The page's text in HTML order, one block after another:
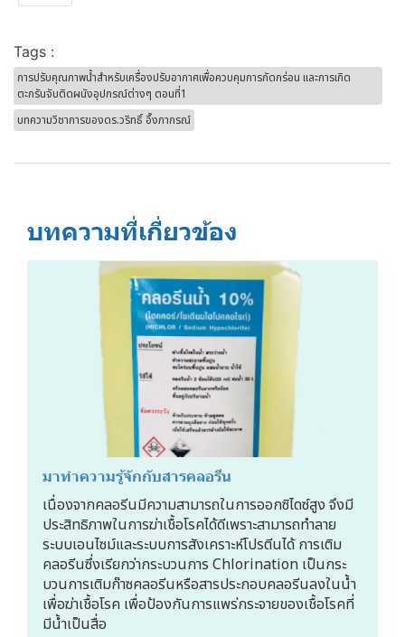
Tags :
การปรับคุณภาพน้ำสำหรับเครื่องปรับอากาศเพื่อควบคุมการกัดกร่อน และการเกิด
ตะกรันจับติดผนังอุปกรณ์ต่างๆ ตอนที่1
บทความวิชาการของดร.วริทธิ์ อึ๊งภากรณ์
บทความที่เกี่ยวข้อง
มาทำความรู้จักกับสารคลอรีน
เนื่องจากคลอรีนมีความสามารถในการออกซิไดซ์สูง จึงมี
ประสิทธิภาพในการฆ่าเชื้อโรคได้ดีเพราะสามารถทำลาย
ระบบเอนไซม์และระบบการสังเคราะห์โปรตีนได้ การเติม
คลอรีนซึ่งเรียกว่ากระบวนการ Chlorination เป็นกระ
บวนการเติมก๊าซคลอรีนหรือสารประกอบคลอรีนลงในน้ำ
เพื่อฆ่าเชื้อโรค เพื่อป้องกันการแพร่กระจายของเชื้อโรคที่
มีน้ำเป็นสื่อ